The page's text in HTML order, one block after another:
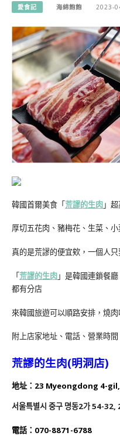
愛食記 海綿飽飽 2023-
韓國首爾美食「荒謬的生肉」
厚切五花肉、豬梅花、生菜、
真的是荒謬的便宜欸，一個人
「荒謬的生肉」是韓國連鎖餐
都有分店
來韓國旅遊可以順路安排，燒
附上店家地址、電話、營業時
荒謬的生肉(明洞店)
地址：23 Myeongdong 4-
서울특별시 중구 명동2가 54-32,
電話：070-8871-6788